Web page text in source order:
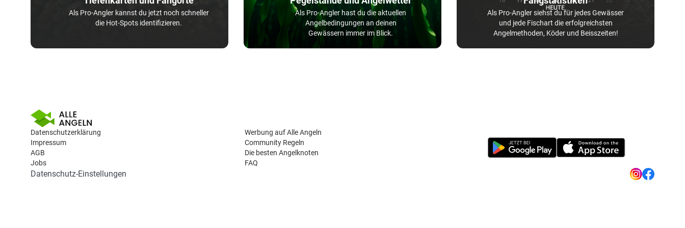
Als Pro-Angler kannst du jetzt noch schneller
die Hot-Spots identifizieren.
Als Pro-Angler hast du die aktuellen
Angelbedingungen an deinen
Gewässern immer im Blick.
Als Pro-Angler siehst du für jedes Gewässer
und jede Fischart die erfolgreichsten
Angelmethoden, Köder und Beisszeiten!
Datenschutzerklärung
Impressum
AGB
Jobs
Werbung auf Alle Angeln
Community Regeln
Die besten Angelknoten
FAQ
Datenschutz-Einstellungen